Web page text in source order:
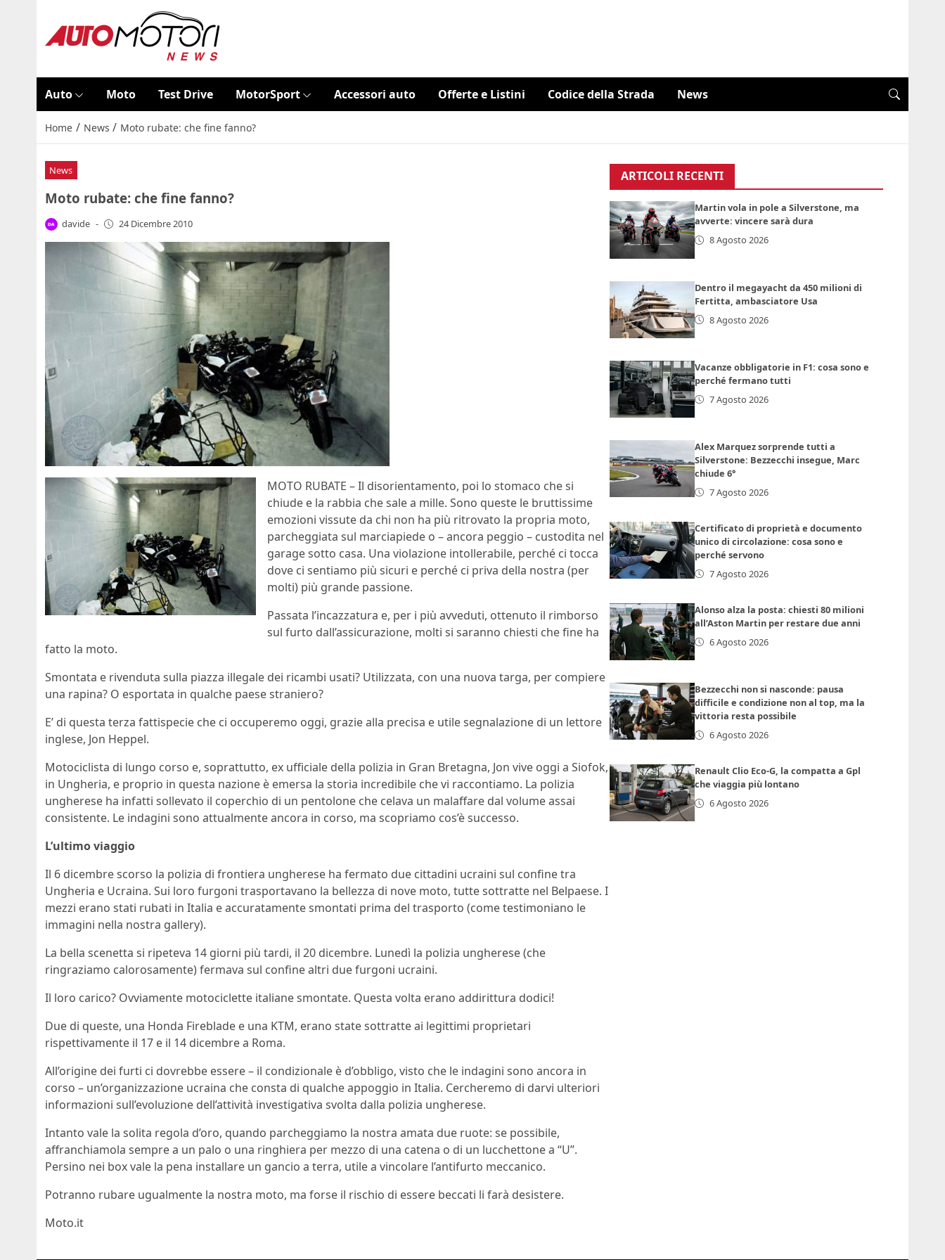
Auto Moto Test Drive MotorSport Accessori auto Offerte e Listini Codice della Strada News
Home / News / Moto rubate: che fine fanno?
News
Moto rubate: che fine fanno?
davide - 24 Dicembre 2010
MOTO RUBATE – Il disorientamento, poi lo stomaco che si
chiude e la rabbia che sale a mille. Sono queste le bruttissime
emozioni vissute da chi non ha più ritrovato la propria moto,
parcheggiata sul marciapiede o – ancora peggio – custodita nel
garage sotto casa. Una violazione intollerabile, perché ci tocca
dove ci sentiamo più sicuri e perché ci priva della nostra (per
molti) più grande passione.
Passata l’incazzatura e, per i più avveduti, ottenuto il rimborso
sul furto dall’assicurazione, molti si saranno chiesti che fine ha
fatto la moto.
Smontata e rivenduta sulla piazza illegale dei ricambi usati? Utilizzata, con una nuova targa, per compiere
una rapina? O esportata in qualche paese straniero?
E’ di questa terza fattispecie che ci occuperemo oggi, grazie alla precisa e utile segnalazione di un lettore
inglese, Jon Heppel.
Motociclista di lungo corso e, soprattutto, ex ufficiale della polizia in Gran Bretagna, Jon vive oggi a Siofok,
in Ungheria, e proprio in questa nazione è emersa la storia incredibile che vi raccontiamo. La polizia
ungherese ha infatti sollevato il coperchio di un pentolone che celava un malaffare dal volume assai
consistente. Le indagini sono attualmente ancora in corso, ma scopriamo cos’è successo.
L’ultimo viaggio
Il 6 dicembre scorso la polizia di frontiera ungherese ha fermato due cittadini ucraini sul confine tra
Ungheria e Ucraina. Sui loro furgoni trasportavano la bellezza di nove moto, tutte sottratte nel Belpaese. I
mezzi erano stati rubati in Italia e accuratamente smontati prima del trasporto (come testimoniano le
immagini nella nostra gallery).
La bella scenetta si ripeteva 14 giorni più tardi, il 20 dicembre. Lunedì la polizia ungherese (che
ringraziamo calorosamente) fermava sul confine altri due furgoni ucraini.
Il loro carico? Ovviamente motociclette italiane smontate. Questa volta erano addirittura dodici!
Due di queste, una Honda Fireblade e una KTM, erano state sottratte ai legittimi proprietari
rispettivamente il 17 e il 14 dicembre a Roma.
All’origine dei furti ci dovrebbe essere – il condizionale è d’obbligo, visto che le indagini sono ancora in
corso – un’organizzazione ucraina che consta di qualche appoggio in Italia. Cercheremo di darvi ulteriori
informazioni sull’evoluzione dell’attività investigativa svolta dalla polizia ungherese.
Intanto vale la solita regola d’oro, quando parcheggiamo la nostra amata due ruote: se possibile,
affranchiamola sempre a un palo o una ringhiera per mezzo di una catena o di un lucchettone a “U”.
Persino nei box vale la pena installare un gancio a terra, utile a vincolare l’antifurto meccanico.
Potranno rubare ugualmente la nostra moto, ma forse il rischio di essere beccati li farà desistere.
Moto.it
ARTICOLI RECENTI
Martin vola in pole a Silverstone, ma
avverte: vincere sarà dura
8 Agosto 2026
Dentro il megayacht da 450 milioni di
Fertitta, ambasciatore Usa
8 Agosto 2026
Vacanze obbligatorie in F1: cosa sono e
perché fermano tutti
7 Agosto 2026
Alex Marquez sorprende tutti a
Silverstone: Bezzecchi insegue, Marc
chiude 6°
7 Agosto 2026
Certificato di proprietà e documento
unico di circolazione: cosa sono e
perché servono
7 Agosto 2026
Alonso alza la posta: chiesti 80 milioni
all’Aston Martin per restare due anni
6 Agosto 2026
Bezzecchi non si nasconde: pausa
difficile e condizione non al top, ma la
vittoria resta possibile
6 Agosto 2026
Renault Clio Eco-G, la compatta a Gpl
che viaggia più lontano
6 Agosto 2026